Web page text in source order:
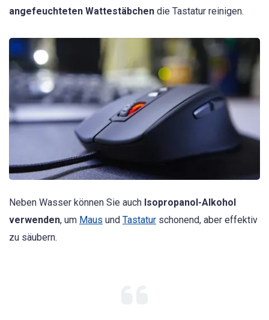
angefeuchteten Wattestäbchen die Tastatur reinigen.
Neben Wasser können Sie auch Isopropanol-Alkohol
verwenden, um Maus und Tastatur schonend, aber effektiv
zu säubern.